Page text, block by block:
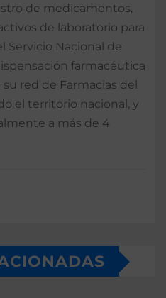
de medicamentos,
de laboratorio para
Servicio Nacional de
farmacéutica
red de Farmacias del
el territorio nacional, y
a más de 4